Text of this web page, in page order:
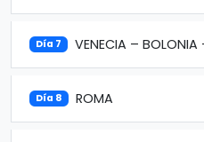
Día 7 VENECIA – BOLONIA
Día 8 ROMA